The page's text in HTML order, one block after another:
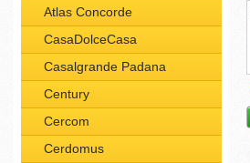
Atlas Concorde
CasaDolceCasa
Casalgrande Padana
Century
Cercom
Cerdomus